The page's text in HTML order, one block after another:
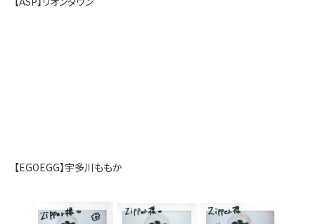
【EGOEGG】宇多川ももか